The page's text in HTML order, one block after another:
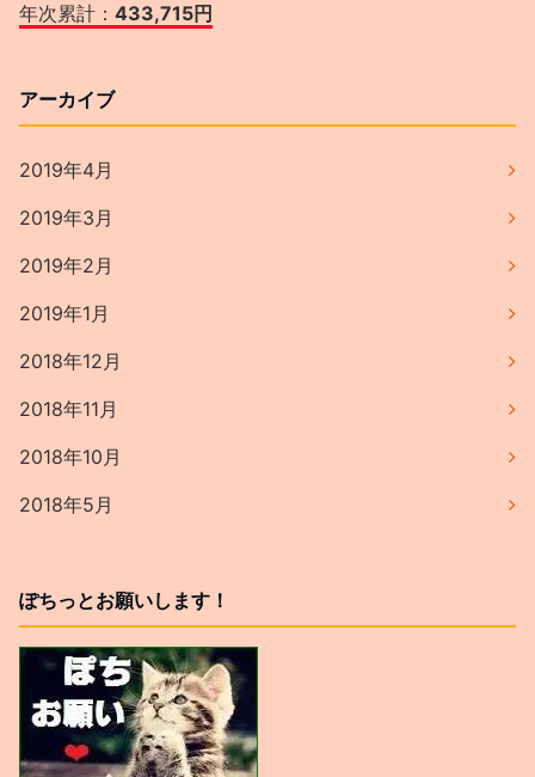
年次累計： 433,715円
アーカイブ
2019年4月
2019年3月
2019年2月
2019年1月
2018年12月
2018年11月
2018年10月
2018年5月
ぽちっとお願いします！